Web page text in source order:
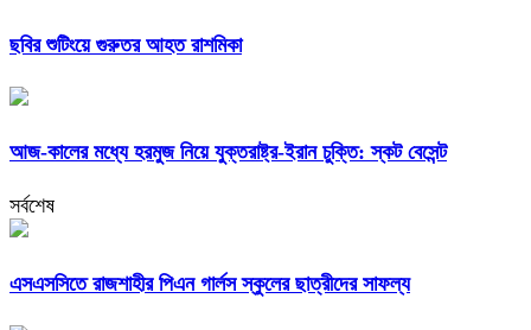
ছবির শুটিংয়ে গুরুতর আহত রাশমিকা
আজ-কালের মধ্যে হরমুজ নিয়ে যুক্তরাষ্ট্র-ইরান চুক্তি: স্কট বেসেন্ট
সর্বশেষ
এসএসসিতে রাজশাহীর পিএন গার্লস স্কুলের ছাত্রীদের সাফল্য